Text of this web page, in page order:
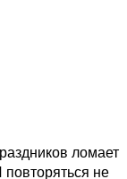
ломает
повторяться не